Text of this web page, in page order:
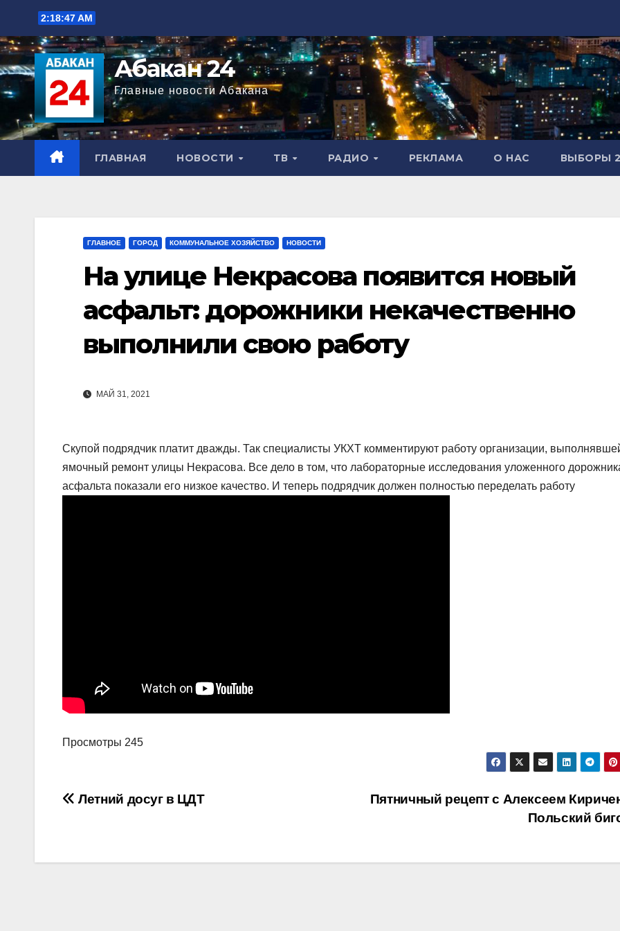
Перейти
содержимому
2:18:48 AM
Абакан 24
Главные новости Абакана
ГЛАВНАЯ НОВОСТИ ТВ РАДИО РЕКЛАМА О НАС ВЫБОРЫ
ГЛАВНОЕ ГОРОД КОММУНАЛЬНОЕ ХОЗЯЙСТВО НОВОСТИ
На улице Некрасова появится новый
асфальт: дорожники некачественно
выполнили свою работу
МАЙ 31, 2021
Скупой подрядчик платит дважды. Так специалисты УКХТ комментируют работу организации,
ямочный ремонт улицы Некрасова. Все дело в том, что лабораторные исследования уложенного
асфальта показали его низкое качество. И теперь подрядчик должен полностью переделать работу
Просмотры 245
Навигация
записям
Пятничный рецепт с Алексеем
Польский
Летний досуг в ЦДТ